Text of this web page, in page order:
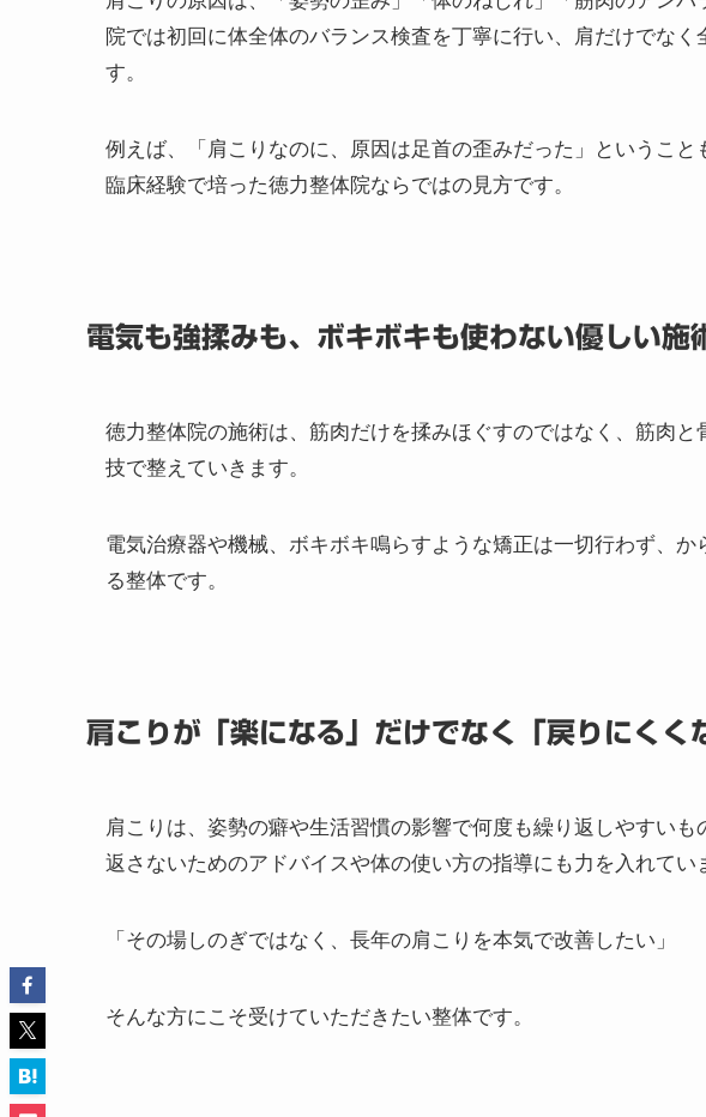
て整える整体を行っています。
一人ひとり異なる「流れの崩れ」に注目した独
す。
例えば、「肩こりなのに、原因は足首の歪みだった」というこ
臨床経験で培った徳力整体院ならではの見方です。
技で整えていきます。
電気治療器や機械、ボキボキ鳴らすような矯正は一切行わず、
る整体です。
肩こりが「楽になる」だけでなく「戻りにくく